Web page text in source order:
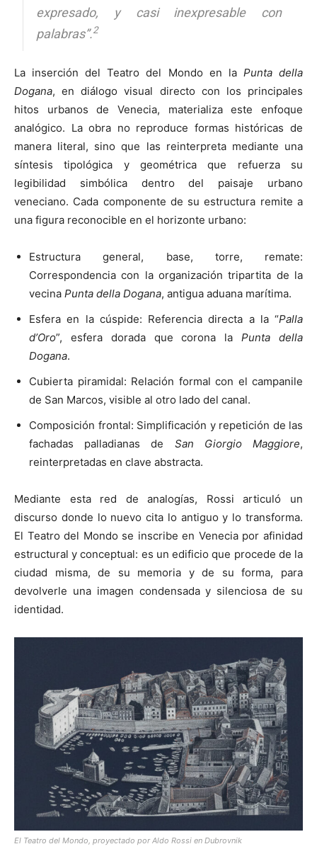
expresado, y casi inexpresable con
palabras”.2
La inserción del Teatro del Mondo en la Punta della
Dogana, en diálogo visual directo con los principales
hitos urbanos de Venecia, materializa este enfoque
analógico. La obra no reproduce formas históricas de
manera literal, sino que las reinterpreta mediante una
síntesis tipológica y geométrica que refuerza su
legibilidad simbólica dentro del paisaje urbano
veneciano. Cada componente de su estructura remite a
una figura reconocible en el horizonte urbano:
Estructura general, base, torre, remate:
Correspondencia con la organización tripartita de la
vecina Punta della Dogana, antigua aduana marítima.
Esfera en la cúspide: Referencia directa a la “Palla
d’Oro”, esfera dorada que corona laPunta della
Dogana.
Cubierta piramidal: Relación formal con el campanile
de San Marcos, visible al otro lado del canal.
Composición frontal: Simplificación y repetición de las
fachadas palladianas de San Giorgio Maggiore,
reinterpretadas en clave abstracta.
Mediante esta red de analogías, Rossi articuló un
discurso donde lo nuevo cita lo antiguo y lo transforma.
El Teatro del Mondo se inscribe en Venecia por afinidad
estructural y conceptual: es un edificio que procede de la
ciudad misma, de su memoria y de su forma, para
devolverle una imagen condensada y silenciosa de su
identidad.
El Teatro del Mondo, proyectado por Aldo Rossi en Dubrovnik